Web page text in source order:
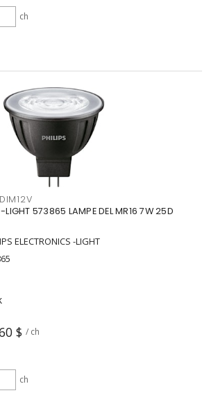
ch
LIGHT 573865 LAMPE DEL MR16 7W 25D
ELECTRONICS -LIGHT
$ / ch
ch